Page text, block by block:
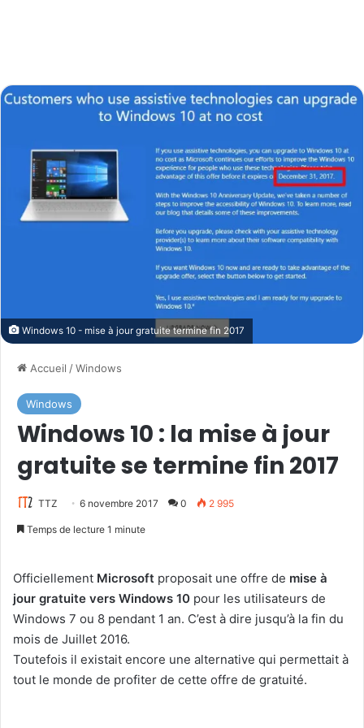
Windows 10 - mise à jour gratuite termine fin 2017
Accueil /Windows
Windows
Windows 10 : la mise à jour
gratuite se termine fin 2017
TTZ 6 novembre 2017 0 2 995
Temps de lecture 1 minute
Officiellement Microsoft proposait une offre de mise à
jour gratuite vers Windows 10 pour les utilisateurs de
Windows 7 ou 8 pendant 1 an. C’est à dire jusqu’à la fin du
mois de Juillet 2016.
Toutefois il existait encore une alternative qui permettait à
tout le monde de profiter de cette offre de gratuité.